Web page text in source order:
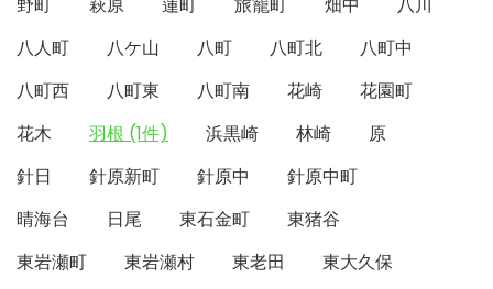
八人町
八ケ山 八町 八町北
八町中
八町西
八町東 八町南 花崎
花園町
花木
羽根 (1件) 浜黒崎 林崎
原
針日
針原新町 針原中
針原中町
晴海台
日尾 東石金町
東猪谷
東岩瀬町
東岩瀬村 東老田 東大久保